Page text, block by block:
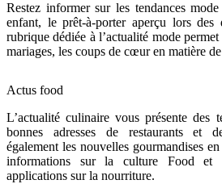
Restez informer sur les tendances
enfant, le prêt-à-porter aperçu lors
rubrique dédiée à l’actualité mode
mariages, les coups de cœur en matière
Actus food
L’actualité culinaire vous présente des
bonnes adresses de restaurants et
également les nouvelles gourmandises
informations sur la culture Food et
applications sur la nourriture.